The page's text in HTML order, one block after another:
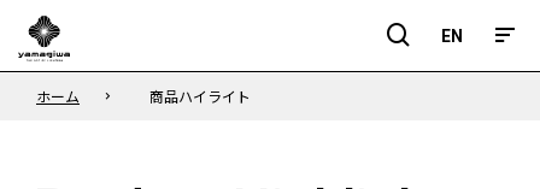
EN
EN
ホーム 商品ハイライト